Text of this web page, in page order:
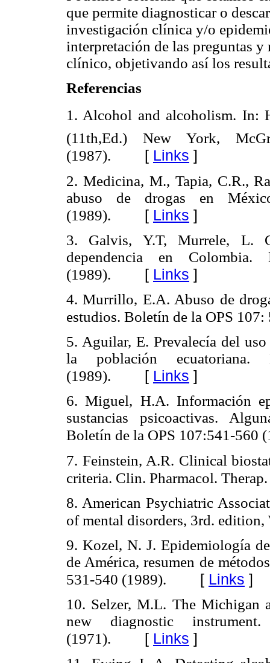
que permite diagnosticar o
investigación clínica y/o
interpretación de las preguntas y
clínico, objetivando así los
Referencias
1. Alcohol and alcoholism. In:
(11th,Ed.) New York,
(1987). [ Links ]
2. Medicina, M., Tapia, C.R.,
abuso de drogas en
(1989). [ Links ]
3. Galvis, Y.T, Murrele, L.
dependencia en
(1989). [ Links ]
4. Murrillo, E.A. Abuso de
estudios. Boletín de la OPS
5. Aguilar, E. Prevalecía del
la población
(1989). [ Links ]
6. Miguel, H.A. Información
sustancias psicoactivas.
Boletín de la OPS 107:541-560
7. Feinstein, A.R. Clinical
criteria. Clin. Pharmacol.
8. American Psychiatric
of mental disorders, 3rd.
9. Kozel, N. J. Epidemiología
de América, resumen de
531-540 (1989). [ Links ]
10. Selzer, M.L. The Michigan
new diagnostic
(1971). [ Links ]